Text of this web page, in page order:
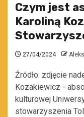
Czym jest
Karoliną
27/04/2024
Źródło: zdjęcie
Kozakiewicz -
kulturowej
stowarzyszenia